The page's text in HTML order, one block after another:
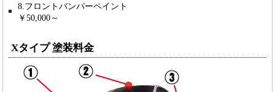
8.フロントバンパーペイント
￥50,000～
Xタイプ 塗装料金